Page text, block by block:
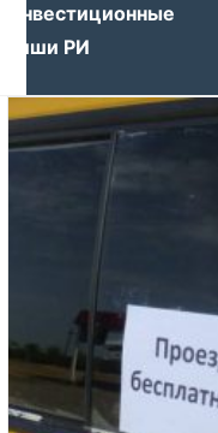
Инвестиционные
ниши РИ